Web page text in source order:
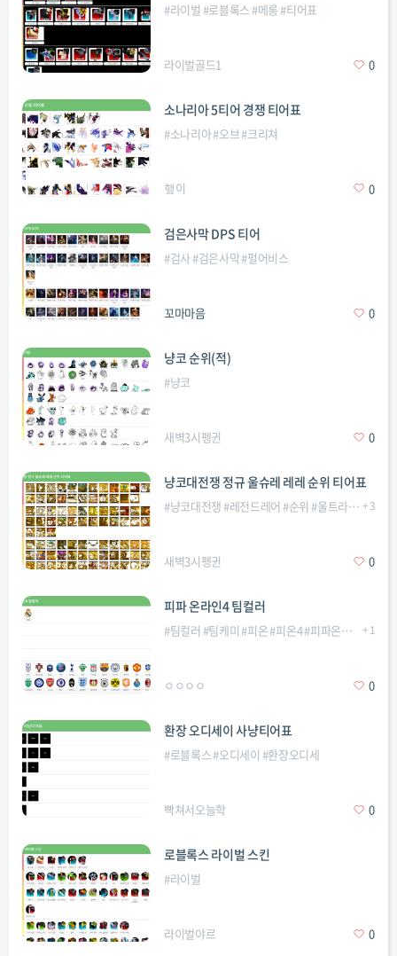
#라이벌 #로블록스#메롱#티어표
라이벌골드1 0
소나리아 5티어 경쟁 티어표
#소나리아#오브#크리쳐
햎이 0
검은사막 DPS 티어
#검사#검은사막#펄어비스
꼬마마음 0
냥코 순위(적)
#냥코
새벽3시펭귄 0
냥코대전쟁 정규 울슈레 레레 순위 티어표
#냥코대전쟁#레전드레어 #순위 #울트라슈퍼레어 +3
새벽3시펭귄 0
피파 온라인4 팀컬러
#팀컬러 #팀케미#피온#피온4#피파온라인 #피파
+1
ㅇㅇㅇㅇ 0
환장 오디세이 사냥티어표
#로블록스#오디세이 #환장오디세
빡쳐서오늘학 0
로블록스 라이벌 스킨
#라이벌
라이벌야르 0